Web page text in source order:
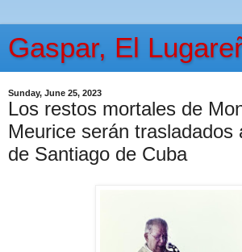
Gaspar, El
Sunday, June 25, 2023
Los restos mortales de
Meurice serán trasladados
de Santiago de Cuba